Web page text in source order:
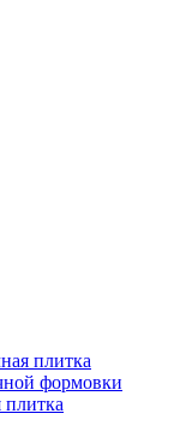
плитка
формовки
плитка